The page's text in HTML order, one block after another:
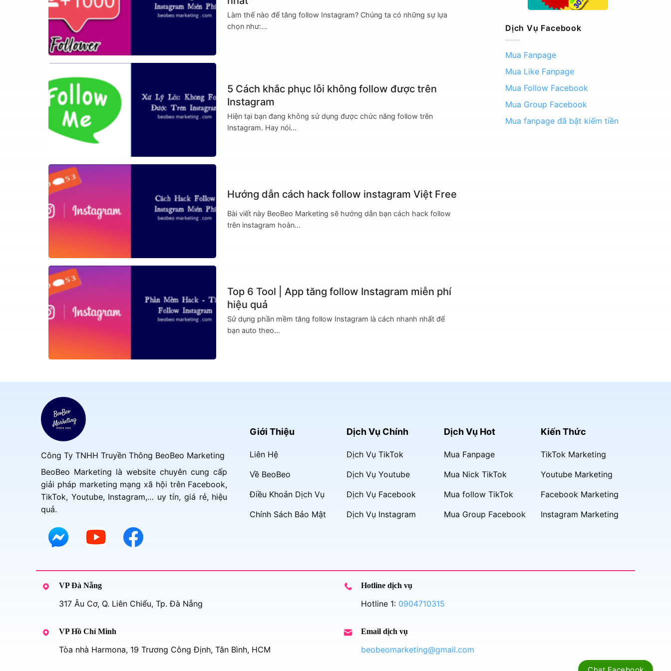
Làm thế nào để tăng follow Instagram? Chúng ta có những sự lựa
chọn như:...
5 Cách khắc phục lỗi không follow được trên
Instagram
Hiện tại bạn đang không sử dụng được chức năng follow trên
Instagram. Hay nói...
Hướng dẫn cách hack follow instagram Việt Free
Bài viết này BeoBeo Marketing sẽ hướng dẫn bạn cách hack follow
trên instagram hoàn...
Top 6 Tool | App tăng follow Instagram miễn phí
hiệu quả
Sử dụng phần mềm tăng follow Instagram là cách nhanh nhất để
bạn auto theo...
Dịch Vụ Facebook
Mua Fanpage
Mua Like Fanpage
Mua Follow Facebook
Mua Group Facebook
Mua fanpage đã bật kiếm tiền
Công Ty TNHH Truyền Thông BeoBeo Marketing
BeoBeo Marketing là website chuyên cung cấp
giải pháp marketing mạng xã hội trên Facebook,
TikTok, Youtube, Instagram,… uy tín, giá rẻ, hiệu
quả.
Giới Thiệu
Liên Hệ
Về BeoBeo
Điều Khoản Dịch Vụ
Chính Sách Bảo Mật
Dịch Vụ Chính
Dịch Vụ TikTok
Dịch Vụ Youtube
Dịch Vụ Facebook
Dịch Vụ Instagram
Dịch Vụ Hot
Mua Fanpage
Mua Nick TikTok
Mua follow TikTok
Mua Group Facebook
Kiến Thức
TikTok Marketing
Youtube Marketing
Facebook Marketing
Instagram Marketing
VP Đà Nẵng
317 Âu Cơ, Q. Liên Chiểu, Tp. Đà Nẵng
VP Hồ Chí Minh
Tòa nhà Harmona, 19 Trương Công Định, Tân Bình, HCM
Hotline dịch vụ
Hotline 1: 0904710315
Email dịch vụ
beobeomarketing@gmail.com